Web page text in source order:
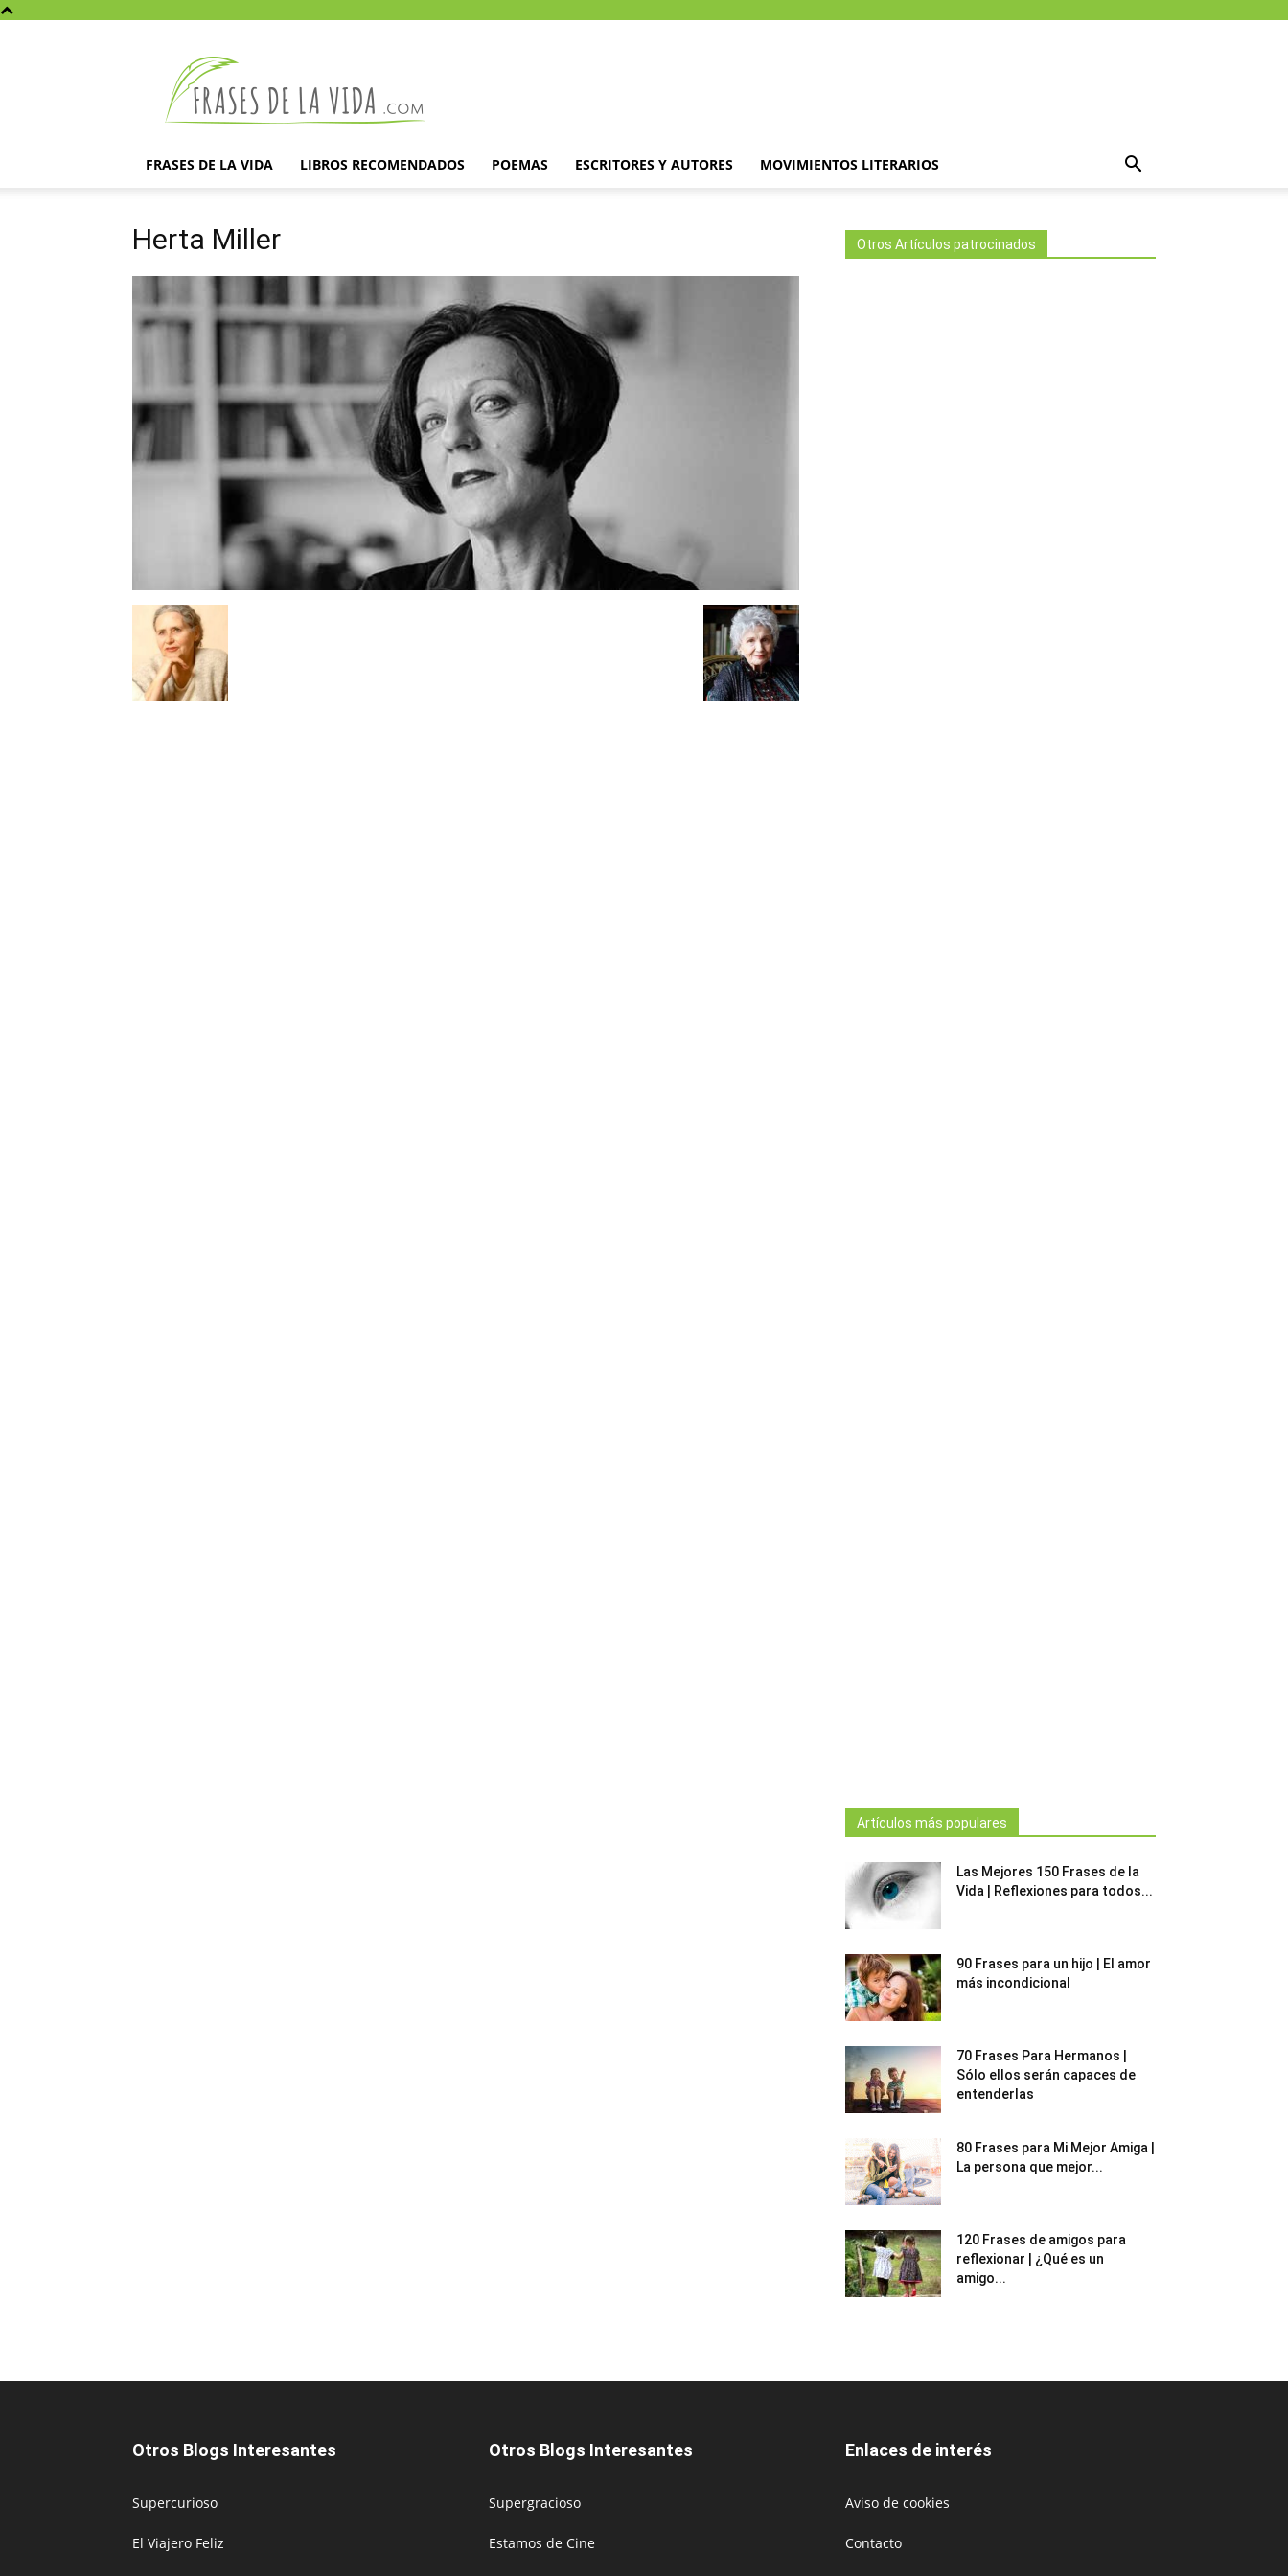
la
vida
FRASES DE LA VIDA LIBROS RECOMENDADOS POEMAS ESCRITORES Y AUTORES MOVIMIENTOS LITERARIOS
Herta Miller Otros Artículos patrocinados
Artículos más populares
Las Mejores 150 Frases de la
Vida | Reflexiones para todos...
90 Frases para un hijo | El amor
más incondicional
70 Frases Para Hermanos |
Sólo ellos serán capaces de
entenderlas
80 Frases para Mi Mejor Amiga |
La persona que mejor...
120 Frases de amigos para
reflexionar | ¿Qué es un
amigo...
Otros Blogs Interesantes
Supercurioso
El Viajero Feliz
Otros Blogs Interesantes
Supergracioso
Estamos de Cine
Enlaces de interés
Aviso de cookies
Contacto